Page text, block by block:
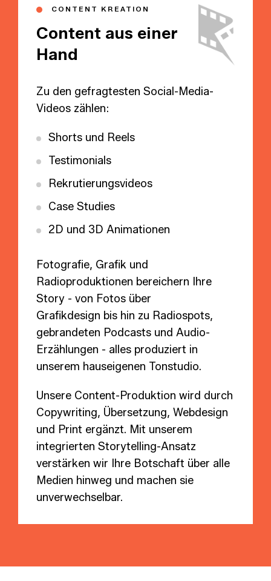
CONTENT KREATION
Content aus einer
Hand
Zu den gefragtesten Social-Media-
Videos zählen:
Shorts und Reels
Testimonials
Rekrutierungsvideos
Case Studies
2D und 3D Animationen
Fotografie, Grafik und
Radioproduktionen bereichern Ihre
Story - von Fotos über
Grafikdesign bis hin zu Radiospots,
gebrandeten Podcasts und Audio-
Erzählungen - alles produziert in
unserem hauseigenen Tonstudio.
Unsere Content-Produktion wird durch
Copywriting, Übersetzung, Webdesign
und Print ergänzt. Mit unserem
integrierten Storytelling-Ansatz
verstärken wir Ihre Botschaft über alle
Medien hinweg und machen sie
unverwechselbar.